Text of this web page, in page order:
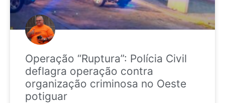
Operação “Ruptura”: Polícia Civil
deflagra operação contra
organização criminosa no Oeste
potiguar